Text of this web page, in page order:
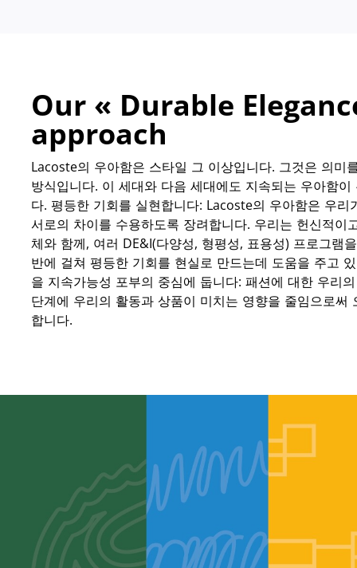
Our « Durable
approach
Lacoste의 우아함은 스타일 그 이상입니다. 그것은 의미
방식입니다. 이 세대와 다음 세대에도 지속되는 우아함
다. 평등한 기회를 실현합니다: Lacoste의 우아함은 우리
서로의 차이를 수용하도록 장려합니다. 우리는 헌신적이
체와 함께, 여러 DE&I(다양성, 형평성, 표용성) 프로그램
반에 걸쳐 평등한 기회를 현실로 만드는데 도움을 주고
을 지속가능성 포부의 중심에 둡니다: 패션에 대한 우리
단계에 우리의 활동과 상품이 미치는 영향을 줄임으로써
합니다.